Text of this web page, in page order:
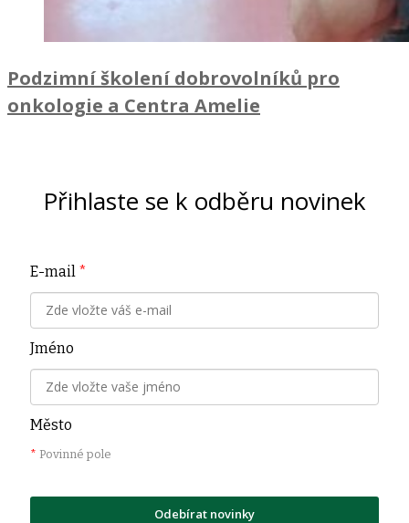
Podzimní školení dobrovolníků pro
onkologie a Centra Amelie
Přihlaste se k odběru novinek
E-mail *
Jméno
Město
* Povinné pole
Odebírat novinky